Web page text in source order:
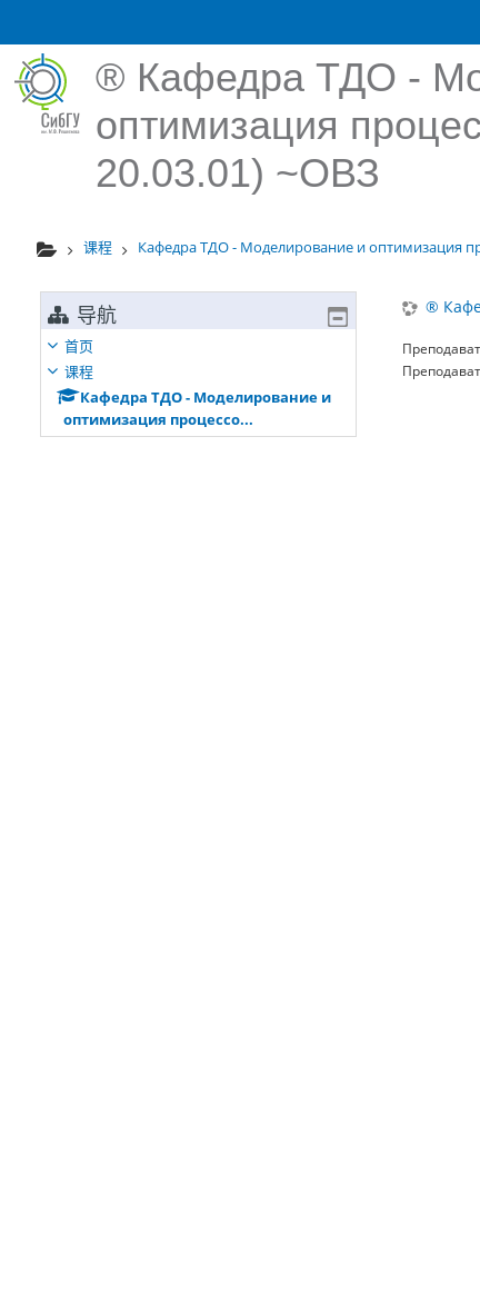
® Кафедра ТДО -
оптимизация
20.03.01) ~ОВЗ
课程 Кафедра ТДО - Моделирование и оптимизация
®
导航
首页
课程
Кафедра ТДО - Моделирование и
оптимизация процессо...